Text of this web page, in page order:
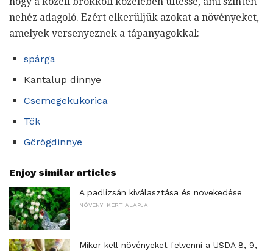
nehéz adagoló. Ezért elkerüljük azokat a növényeket,
amelyek versenyeznek a tápanyagokkal:
spárga
Kantalup dinnye
Csemegekukorica
Tök
Görögdinnye
Enjoy similar articles
A padlizsán kiválasztása és növekedése
NÖVÉNYI KERT ALAPJAI
Mikor kell növényeket felvenni a USDA 8, 9,